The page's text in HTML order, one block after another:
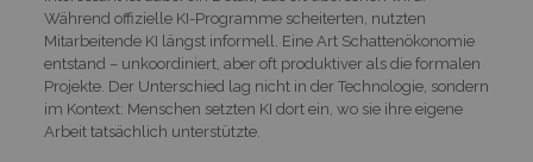
Während offizielle KI-Programme scheiterten, nutzten
Mitarbeitende KI längst informell. Eine Art Schattenökonomie
entstand – unkoordiniert, aber oft produktiver als die formalen
Projekte. Der Unterschied lag nicht in der Technologie, sondern
im Kontext: Menschen setzten KI dort ein, wo sie ihre eigene
Arbeit tatsächlich unterstützte.